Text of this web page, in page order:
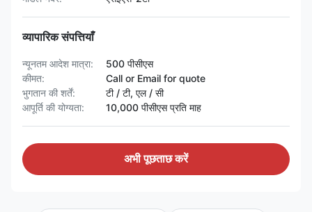
व्यापारिक संपत्तियाँ
न्यूनतम आदेश मात्रा:
500 पीसीएस
कीमत:
Call or Email for quote
भुगतान की शर्तें:
टी / टी, एल / सी
आपूर्ति की योग्यता:
10,000 पीसीएस प्रति माह
अभी पूछताछ करें